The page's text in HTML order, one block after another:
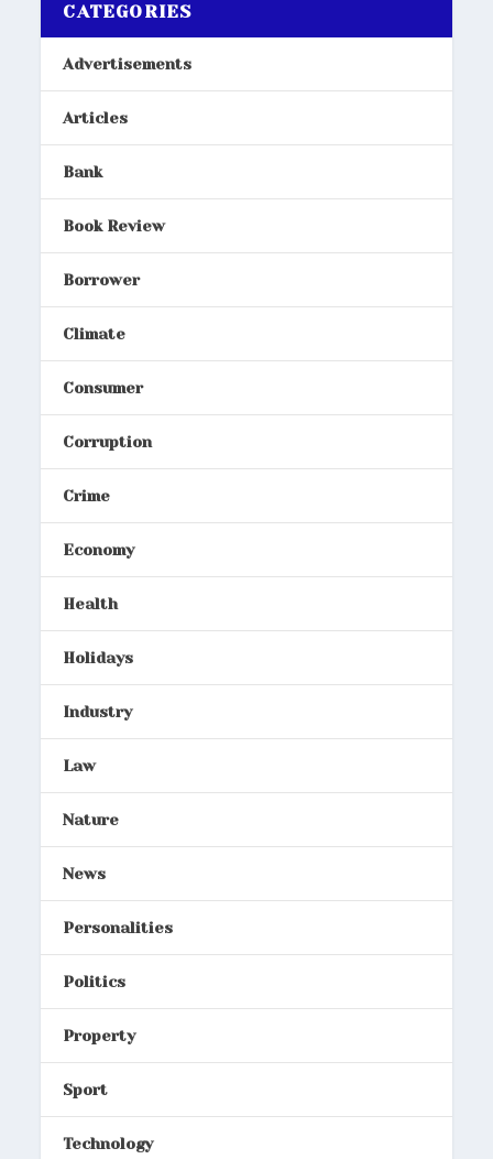
CATEGORIES
Advertisements
Articles
Bank
Book Review
Borrower
Climate
Consumer
Corruption
Crime
Economy
Health
Holidays
Industry
Law
Nature
News
Personalities
Politics
Property
Sport
Technology